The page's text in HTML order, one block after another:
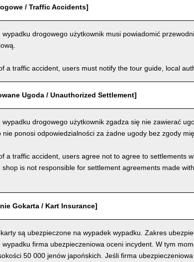
/ Traffic Accidents]
drogowego użytkownik musi powiadomić
a traffic accident, users must notify the tour guide, local
Ugoda / Unauthorized Settlement]
wypadku drogowego użytkownik zgadza się nie zawierać
nie ponosi odpowiedzialności za żadne ugody bez zgody
a traffic accident, users agree not to agree to settlements
shop is not responsible for settlement agreements made
Gokarta / Kart Insurance]
są ubezpieczone na wypadek wypadku. Zakres
firma ubezpieczeniowa oceni incydent. W tym
50 000 jenów japońskich. Jeśli firma